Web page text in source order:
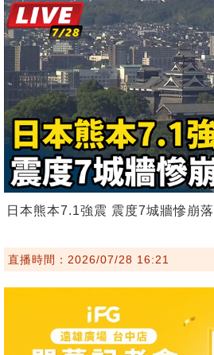
日本熊本7.1強震 震度7城牆慘崩落
直播時間：2026/07/28 16:21